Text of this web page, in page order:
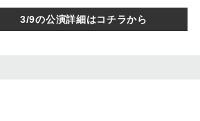
3/9の公演詳細はコチラから